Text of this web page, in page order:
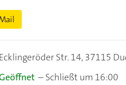
Ecklingeröder Str. 14,37115
–Schließt um 16:00